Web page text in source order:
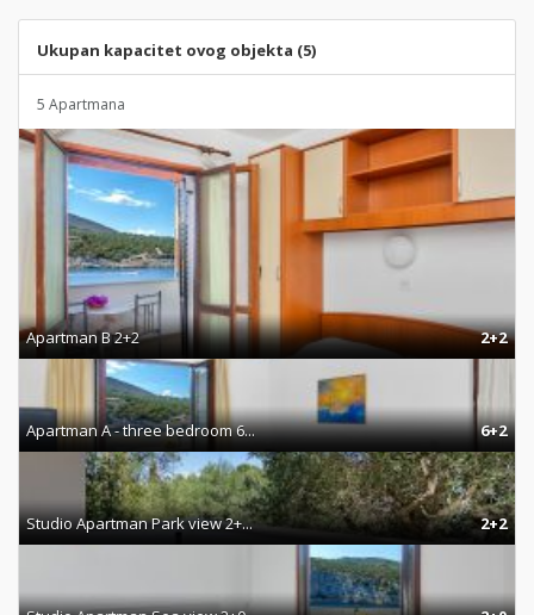
Ukupan kapacitet ovog objekta (5)
5 Apartmana
Apartman B 2+2 2+2
Apartman A - three bedroom 6... 6+2
Studio Apartman Park view 2+... 2+2